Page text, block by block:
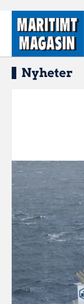
Hopp til hovedinnhold
Nyheter